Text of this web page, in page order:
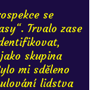
se
Trvalo zase
skupina
mi sděleno
lidstva